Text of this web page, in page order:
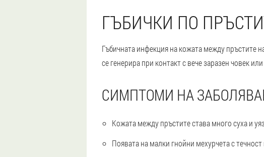
ГЪБИЧКИ ПО
Гъбичната инфекция на кожата между пръстите
се генерира при контакт с вече заразен човек
СИМПТОМИ НА
Кожата между пръстите става много суха и
Появата на малки гнойни мехурчета с